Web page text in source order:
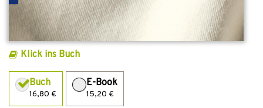
Klick ins Buch
Buch
16,80 €
E-Book
15,20 €